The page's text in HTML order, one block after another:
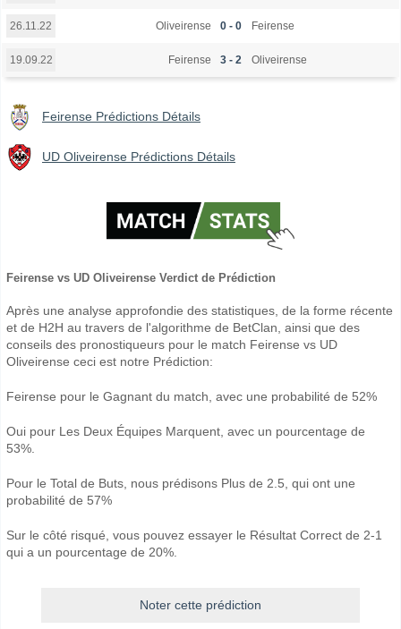
26.11.22 Oliveirense 0 - 0 Feirense
19.09.22 Feirense 3 - 2 Oliveirense
Feirense Prédictions Détails
UD Oliveirense Prédictions Détails
Feirense vs UD Oliveirense Verdict de Prédiction
Après une analyse approfondie des statistiques, de la forme récente
et de H2H au travers de l'algorithme de BetClan, ainsi que des
conseils des pronostiqueurs pour le match Feirense vs UD
Oliveirense ceci est notre Prédiction:
Feirense pour le Gagnant du match, avec une probabilité de 52%
Oui pour Les Deux Équipes Marquent, avec un pourcentage de
53%.
Pour le Total de Buts, nous prédisons Plus de 2.5, qui ont une
probabilité de 57%
Sur le côté risqué, vous pouvez essayer le Résultat Correct de 2-1
qui a un pourcentage de 20%.
Noter cette prédiction